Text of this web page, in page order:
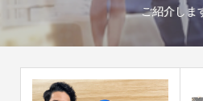
ご紹介しま